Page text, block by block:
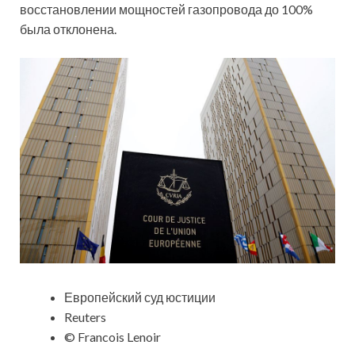
восстановлении мощностей газопровода до 100%
была отклонена.
Европейский суд юстиции
Reuters
© Francois Lenoir